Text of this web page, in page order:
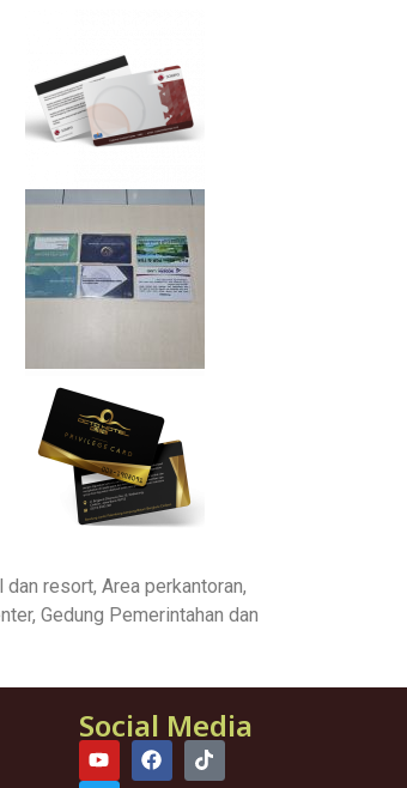
resort, Area perkantoran,
Gedung Pemerintahan dan
Social Media